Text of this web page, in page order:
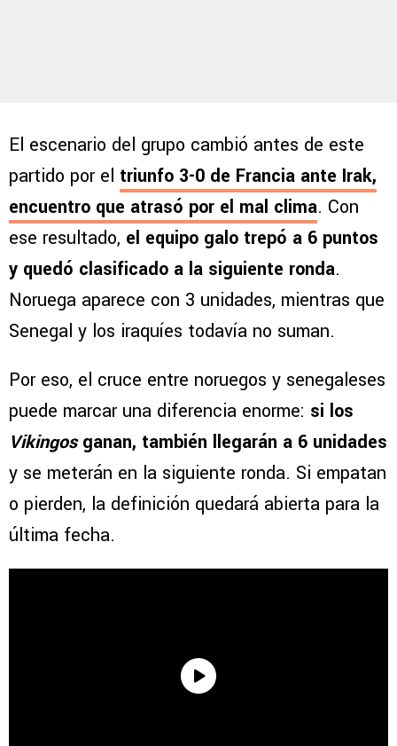
El escenario del grupo cambió antes de este
partido por el triunfo 3-0 de Francia ante Irak,
encuentro que atrasó por el mal clima. Con
ese resultado, el equipo galo trepó a 6 puntos
y quedó clasificado a la siguiente ronda.
Noruega aparece con 3 unidades, mientras que
Senegal y los iraquíes todavía no suman.
Por eso, el cruce entre noruegos y senegaleses
puede marcar una diferencia enorme: si los
Vikingosganan, también llegarán a 6 unidades
y se meterán en la siguiente ronda. Si empatan
o pierden, la definición quedará abierta para la
última fecha.